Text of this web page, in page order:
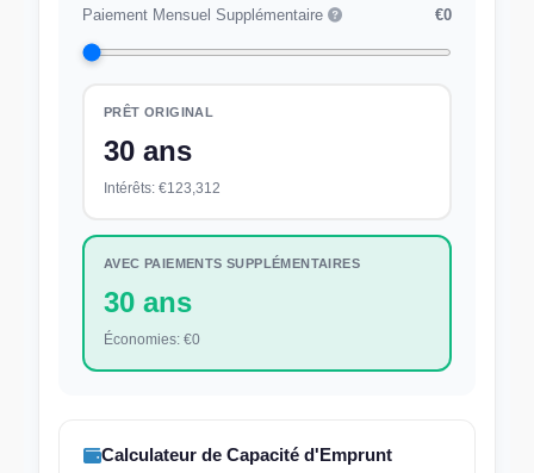
Paiement Mensuel Supplémentaire €0
PRÊT ORIGINAL
30 ans
Intérêts: €123,312
AVEC PAIEMENTS SUPPLÉMENTAIRES
30 ans
Économies: €0
Calculateur de Capacité d'Emprunt